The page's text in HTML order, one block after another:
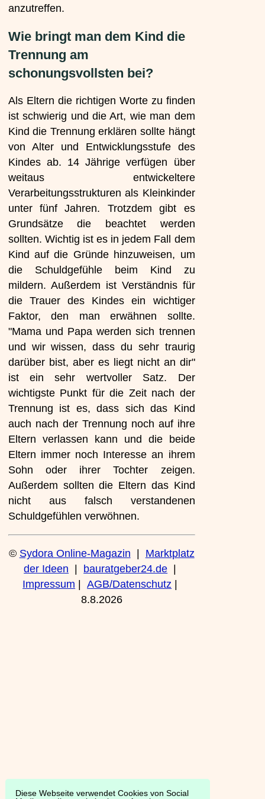
Diese Webseite verwendet Cookies von Social
anzutreffen.
Wie bringt man dem Kind die
Trennung am
schonungsvollsten bei?
Als Eltern die richtigen Worte zu finden
ist schwierig und die Art, wie man dem
Kind die Trennung erklären sollte hängt
von Alter und Entwicklungsstufe des
Kindes ab. 14 Jährige verfügen über
weitaus entwickeltere
Verarbeitungsstrukturen als Kleinkinder
unter fünf Jahren. Trotzdem gibt es
Grundsätze die beachtet werden
sollten. Wichtig ist es in jedem Fall dem
Kind auf die Gründe hinzuweisen, um
die Schuldgefühle beim Kind zu
mildern. Außerdem ist Verständnis für
die Trauer des Kindes ein wichtiger
Faktor, den man erwähnen sollte.
"Mama und Papa werden sich trennen
und wir wissen, dass du sehr traurig
darüber bist, aber es liegt nicht an dir"
ist ein sehr wertvoller Satz. Der
wichtigste Punkt für die Zeit nach der
Trennung ist es, dass sich das Kind
auch nach der Trennung noch auf ihre
Eltern verlassen kann und die beide
Eltern immer noch Interesse an ihrem
Sohn oder ihrer Tochter zeigen.
Außerdem sollten die Eltern das Kind
nicht aus falsch verstandenen
Schuldgefühlen verwöhnen.
© Sydora Online-Magazin
Marktplatz
der Ideen
bauratgeber24.de
Impressum |AGB/Datenschutz
8.8.2026